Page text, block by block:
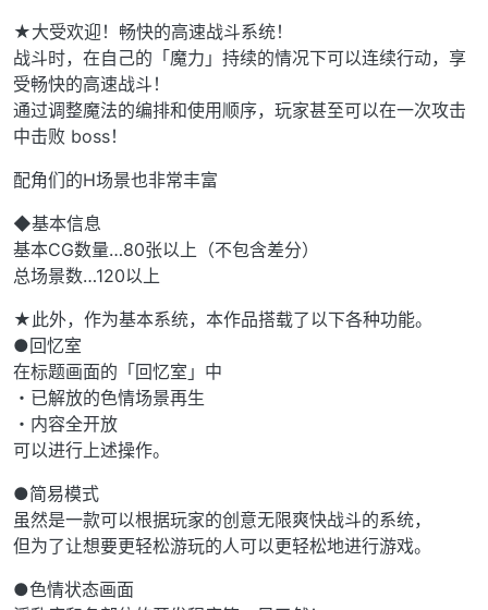
★大受欢迎！畅快的高速战斗系统！
战斗时，在自己的「魔力」持续的情况下可以连续行动，享
受畅快的高速战斗！
通过调整魔法的编排和使用顺序，玩家甚至可以在一次攻击
中击败 boss！
配角们的H场景也非常丰富
◆基本信息
基本CG数量…80张以上（不包含差分）
总场景数…120以上
★此外，作为基本系统，本作品搭载了以下各种功能。
●回忆室
在标题画面的「回忆室」中
・已解放的色情场景再生
・内容全开放
可以进行上述操作。
●简易模式
虽然是一款可以根据玩家的创意无限爽快战斗的系统，
但为了让想要更轻松游玩的人可以更轻松地进行游戏。
●色情状态画面